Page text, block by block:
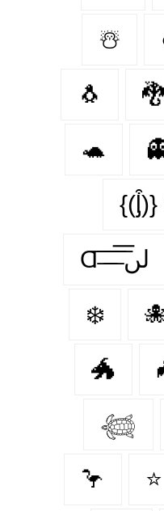
☃️
🐧
🐢
Ɑ͞ ̶͞ ̶͞ ̶͞ لں͞
❄️
🐲
𓆉
🦩 ⭐